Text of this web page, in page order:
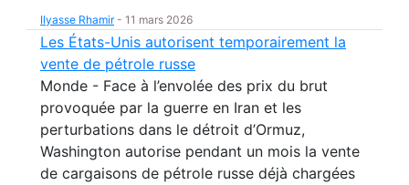
Ilyasse Rhamir- 11 mars 2026
Les États-Unis autorisent temporairement la
vente de pétrole russe
Monde - Face à l’envolée des prix du brut
provoquée par la guerre en Iran et les
perturbations dans le détroit d’Ormuz,
Washington autorise pendant un mois la vente
de cargaisons de pétrole russe déjà chargées